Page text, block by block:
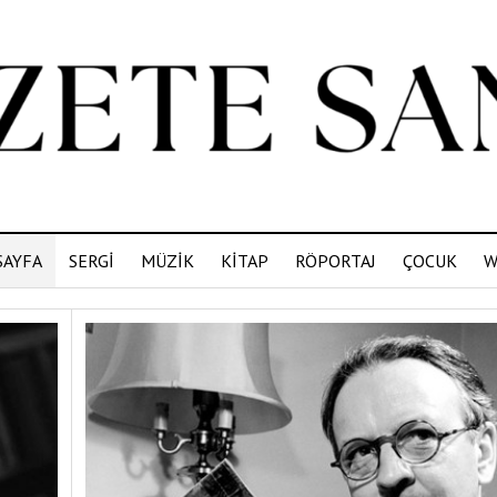
SERGİ MÜZİK KİTAP RÖPORTAJ ÇOCUK